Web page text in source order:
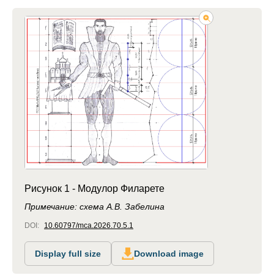
Рисунок 1 - Модулор Филарете
Примечание: схема А.В. Забелина
DOI: 10.60797/mca.2026.70.5.1
Display full size Download image